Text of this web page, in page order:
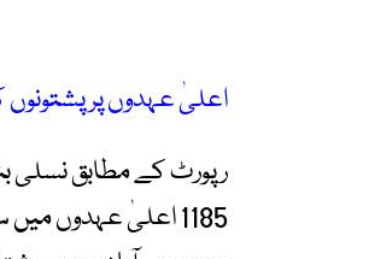
اعلیٰ عہدوں پر
رپورٹ کے مطابق نسلی